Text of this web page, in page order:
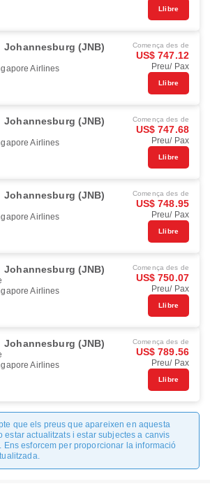
Llibre
Johannesburg (JNB)
Airlines
Comença des de
US$ 747.12
Preu/ Pax
Llibre
Johannesburg (JNB)
Airlines
Comença des de
US$ 747.68
Preu/ Pax
Llibre
Johannesburg (JNB)
Airlines
Comença des de
US$ 748.95
Preu/ Pax
Llibre
Johannesburg (JNB)
Airlines
Comença des de
US$ 750.07
Preu/ Pax
Llibre
Johannesburg (JNB)
Airlines
Comença des de
US$ 789.56
Preu/ Pax
Llibre
que els preus que apareixen en aquesta
estar actualitzats i estar subjectes a canvis
Ens esforcem per proporcionar la informació